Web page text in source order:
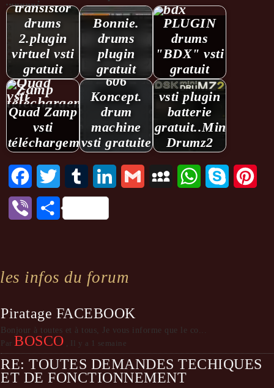
transistor
drums
2.plugin
virtuel vsti
gratuit
Bonnie.
drums
plugin
gratuit
PLUGIN
drums
"BDX" vsti
gratuit
Quad Zamp
vsti
téléchargement
606
Koncept.
drum
machine
vsti gratuite
vsti plugin
batterie
gratuit..Mini
Drumz2
FacebookTwitter Tumblr LinkedInGmail MySpaceWhatsAppSkype
Viber Partager
les infos du forum
Piratage FACEBOOK
Bonjour à toutes et à tous, Je vous informe que le co...
Par BOSCO , Il y a 1 semaine
RE: TOUTES DEMANDES TECHIQUES
ET DE FONCTIONNEMENT